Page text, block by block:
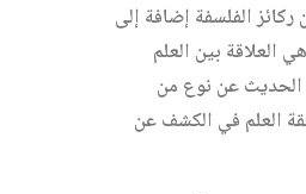
الفلسفة إضافة إلى
العلاقة بين العلم
الحديث عن نوع من
العلم في الكشف عن